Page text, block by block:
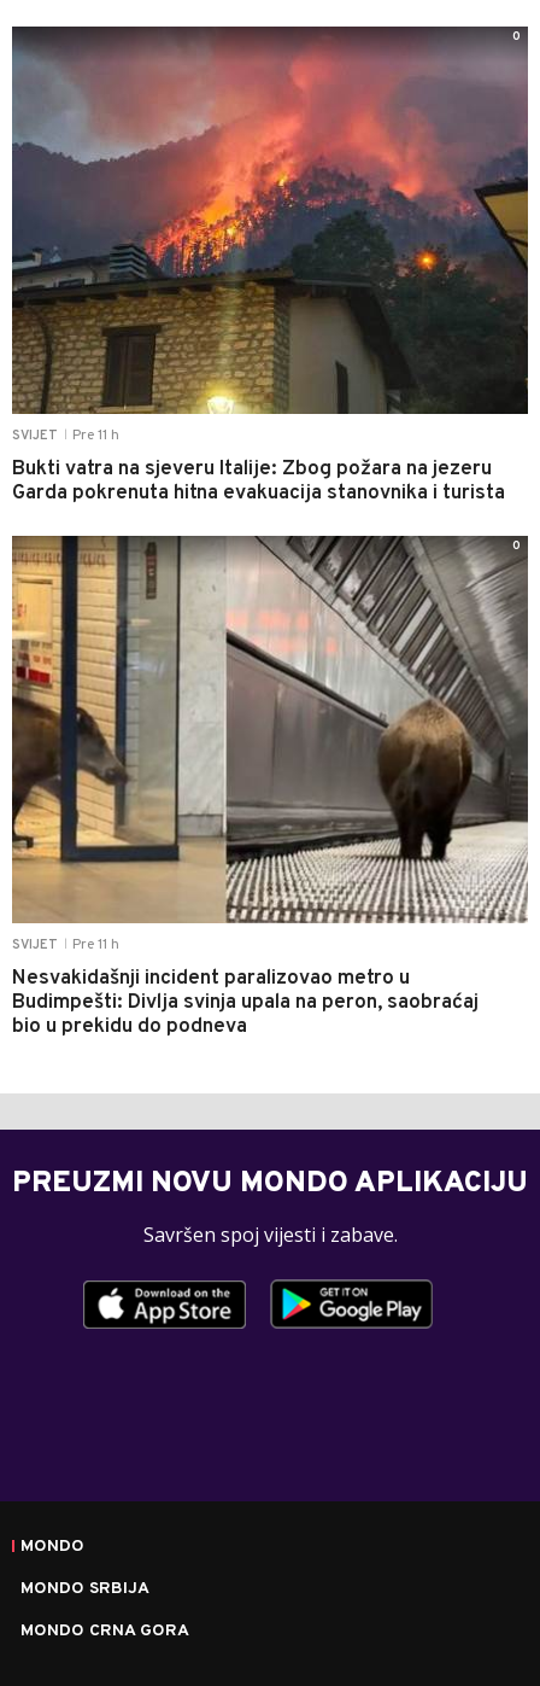
SVIJET Pre 11 h
Bukti vatra na sjeveru Italije: Zbog požara na jezeru
Garda pokrenuta hitna evakuacija stanovnika i turista
0
SVIJET Pre 11 h
Nesvakidašnji incident paralizovao metro u
Budimpešti: Divlja svinja upala na peron, saobraćaj
bio u prekidu do podneva
0
PREUZMI NOVU MONDO APLIKACIJU
Savršen spoj vijesti i zabave.
MONDO
MONDO SRBIJA
MONDO CRNA GORA